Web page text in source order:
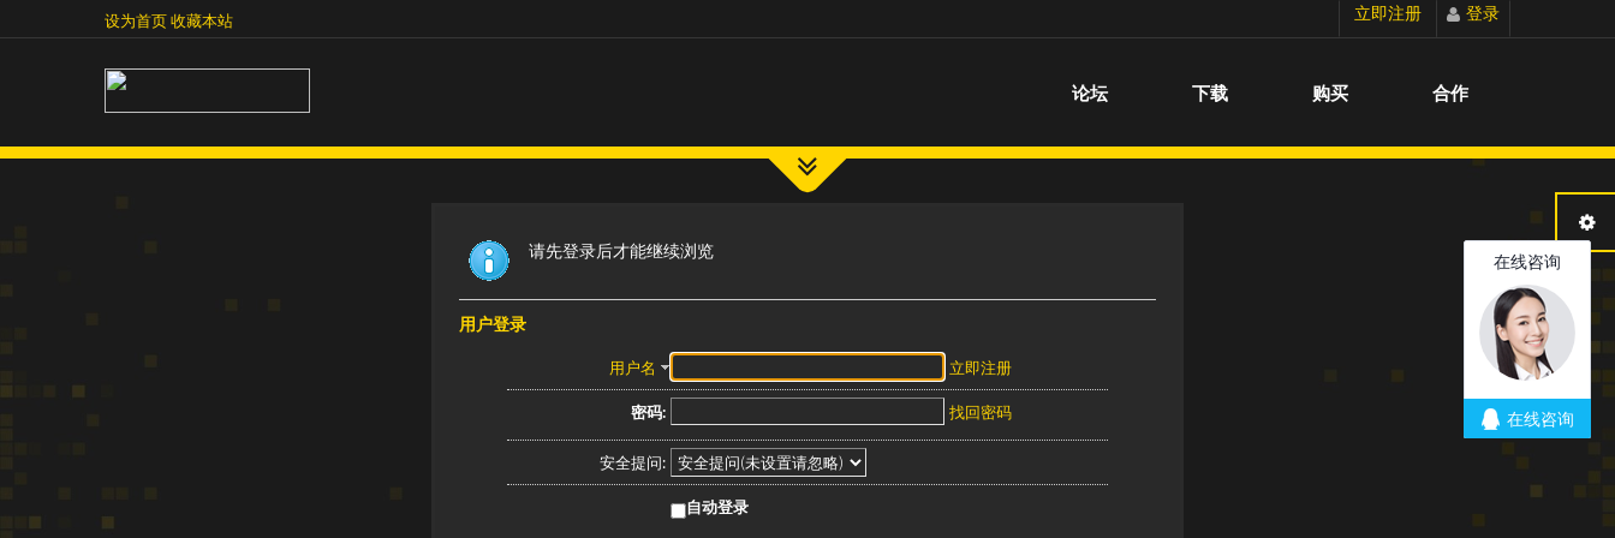
切换到宽版
设为首页收藏本站 立即注册 登录
论坛 下载 购买 合作
请先登录后才能继续浏览
用户登录
用户名 立即注册
密码: 找回密码
安全提问:
自动登录